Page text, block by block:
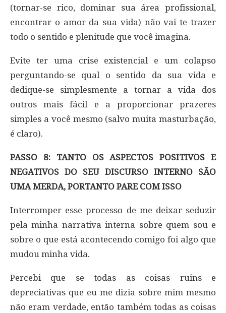
(tornar-se rico, dominar sua área profissional,
encontrar o amor da sua vida) não vai te trazer
todo o sentido e plenitude que você imagina.
Evite ter uma crise existencial e um colapso
perguntando-se qual o sentido da sua vida e
dedique-se simplesmente a tornar a vida dos
outros mais fácil e a proporcionar prazeres
simples a você mesmo (salvo muita masturbação,
é claro).
PASSO 8: TANTO OS ASPECTOS POSITIVOS E
NEGATIVOS DO SEU DISCURSO INTERNO SÃO
UMA MERDA, PORTANTO PARE COM ISSO
Interromper esse processo de me deixar seduzir
pela minha narrativa interna sobre quem sou e
sobre o que está acontecendo comigo foi algo que
mudou minha vida.
Percebi que se todas as coisas ruins e
depreciativas que eu me dizia sobre mim mesmo
não eram verdade, então também todas as coisas